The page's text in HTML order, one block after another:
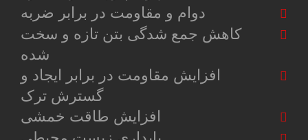
دوام و مقاومت در برابر ضربه
کاهش جمع شدگی بتن تازه و سخت
شده
افزایش مقاومت در برابر ایجاد و
گسترش ترک
افزایش طاقت خمشی